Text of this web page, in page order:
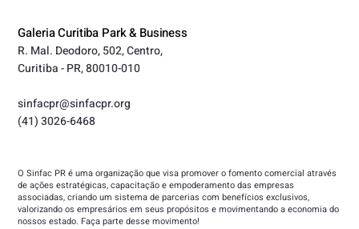
Galeria Curitiba Park & Business
R. Mal. Deodoro, 502, Centro,
Curitiba - PR, 80010-010
sinfacpr@sinfacpr.org
(41) 3026-6468
O Sinfac PR é uma organização que visa promover o fomento comercial através
de ações estratégicas, capacitação e empoderamento das empresas
associadas, criando um sistema de parcerias com benefícios exclusivos,
valorizando os empresários em seus propósitos e movimentando a economia do
nossos estado. Faça parte desse movimento!